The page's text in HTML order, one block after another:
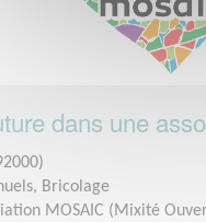
dans une
Bricolage
MOSAIC (Mixité